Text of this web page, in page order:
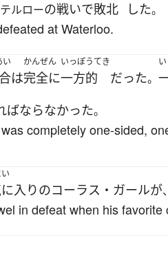
ルローの戦いで敗北 した。
at Waterloo.
い
は
かんぜん
完全に
いっぽうてき
一方的 だった。
ばならなかった。
completely one-sided,
入りのコーラス・ガールが、
in defeat when his